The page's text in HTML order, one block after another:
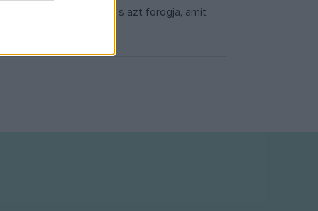
forog a dráma-korong, s azt forogja, amit